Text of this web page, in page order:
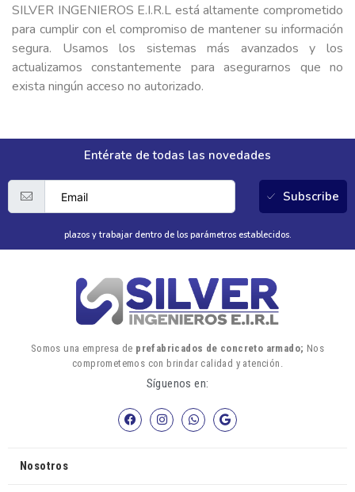
SILVER INGENIEROS E.I.R.L está altamente comprometido
para cumplir con el compromiso de mantener su información
segura. Usamos los sistemas más avanzados y los
actualizamos constantemente para asegurarnos que no
exista ningún acceso no autorizado.
Entérate de todas las novedades
Subscribe
plazos y trabajar dentro de los parámetros establecidos.
Somos una empresa de prefabricados de concreto armado; Nos
comprometemos con brindar calidad y atención.
Síguenos en:
Nosotros